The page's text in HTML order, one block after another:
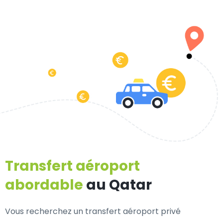
Transfert aéroport
abordable au Qatar
Vous recherchez un transfert aéroport privé